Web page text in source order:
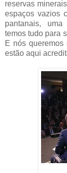
reservas
espaços vazios
pantanais,
temos tudo para
E nós
estão aqui